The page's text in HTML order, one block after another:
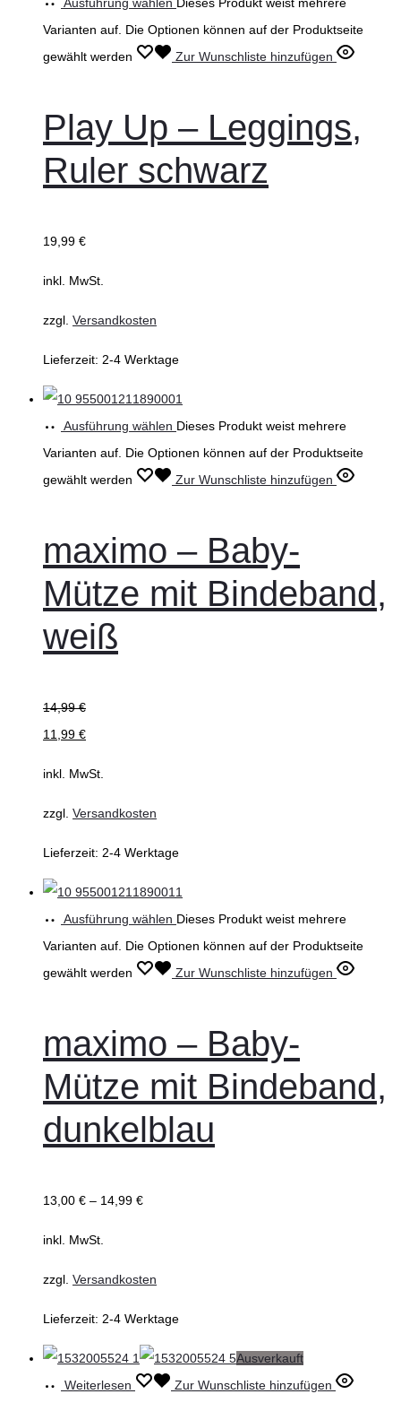
Ausführung wählen Dieses Produkt weist mehrere
Varianten auf. Die Optionen können auf der Produktseite
gewählt werden
Zur Wunschliste hinzufügen
Play Up – Leggings,
Ruler schwarz
19,99 €
inkl. MwSt.
zzgl. Versandkosten
Lieferzeit: 2-4 Werktage
Ausführung wählen Dieses Produkt weist mehrere
Varianten auf. Die Optionen können auf der Produktseite
gewählt werden
Zur Wunschliste hinzufügen
maximo – Baby-
Mütze mit Bindeband,
weiß
14,99€
11,99 €
inkl. MwSt.
zzgl. Versandkosten
Lieferzeit: 2-4 Werktage
Ausführung wählen Dieses Produkt weist mehrere
Varianten auf. Die Optionen können auf der Produktseite
gewählt werden
Zur Wunschliste hinzufügen
maximo – Baby-
Mütze mit Bindeband,
dunkelblau
13,00 € – 14,99 €
inkl. MwSt.
zzgl. Versandkosten
Lieferzeit: 2-4 Werktage
Ausverkauft
Weiterlesen
Zur Wunschliste hinzufügen